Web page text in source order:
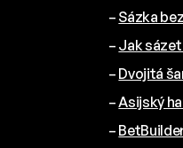
– Sázka
– Jak
– Dvojitá
–Asijský
–